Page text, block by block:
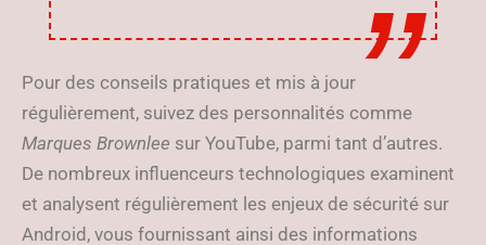
Pour des conseils pratiques et mis à jour
régulièrement, suivez des personnalités comme
Marques Brownlee sur YouTube, parmi tant d’autres.
De nombreux influenceurs technologiques examinent
et analysent régulièrement les enjeux de sécurité sur
Android, vous fournissant ainsi des informations